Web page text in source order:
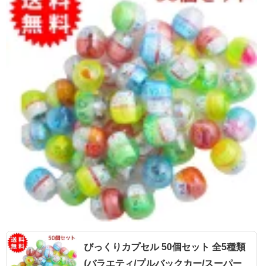
びっくりカプセル 50個セット 全5種類
(バラエティ/プルバックカー/スーパー